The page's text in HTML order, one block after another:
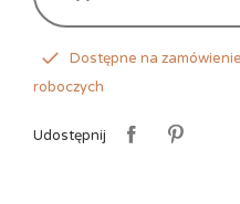
Dostępne na
roboczych
Udostępnij